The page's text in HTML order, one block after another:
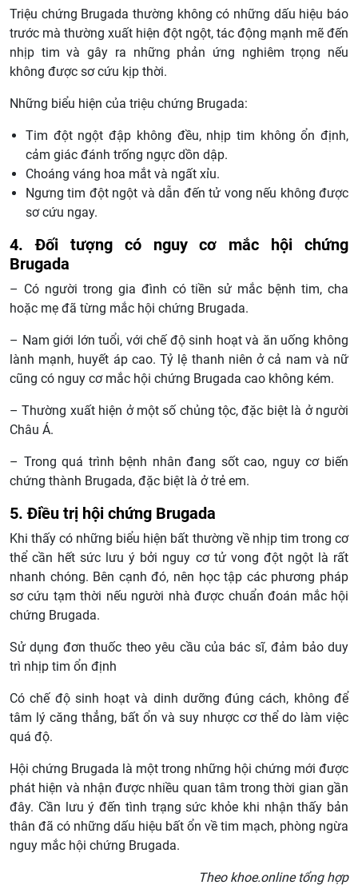
Triệu chứng Brugada thường không có những dấu hiệu báo
trước mà thường xuất hiện đột ngột, tác động mạnh mẽ đến
nhịp tim và gây ra những phản ứng nghiêm trọng nếu
không được sơ cứu kịp thời.
Những biểu hiện của triệu chứng Brugada:
Tim đột ngột đập không đều, nhịp tim không ổn định,
cảm giác đánh trống ngực dồn dập.
Choáng váng hoa mắt và ngất xỉu.
Ngưng tim đột ngột và dẫn đến tử vong nếu không được
sơ cứu ngay.
4. Đối tượng có nguy cơ mắc hội chứng
Brugada
– Có người trong gia đình có tiền sử mắc bệnh tim, cha
hoặc mẹ đã từng mắc hội chứng Brugada.
– Nam giới lớn tuổi, với chế độ sinh hoạt và ăn uống không
lành mạnh, huyết áp cao. Tỷ lệ thanh niên ở cả nam và nữ
cũng có nguy cơ mắc hội chứng Brugada cao không kém.
– Thường xuất hiện ở một số chủng tộc, đặc biệt là ở người
Châu Á.
– Trong quá trình bệnh nhân đang sốt cao, nguy cơ biến
chứng thành Brugada, đặc biệt là ở trẻ em.
5. Điều trị hội chứng Brugada
Khi thấy có những biểu hiện bất thường về nhịp tim trong cơ
thể cần hết sức lưu ý bởi nguy cơ tử vong đột ngột là rất
nhanh chóng. Bên cạnh đó, nên học tập các phương pháp
sơ cứu tạm thời nếu người nhà được chuẩn đoán mắc hội
chứng Brugada.
Sử dụng đơn thuốc theo yêu cầu của bác sĩ, đảm bảo duy
trì nhịp tim ổn định
Có chế độ sinh hoạt và dinh dưỡng đúng cách, không để
tâm lý căng thẳng, bất ổn và suy nhược cơ thể do làm việc
quá độ.
Hội chứng Brugada là một trong những hội chứng mới được
phát hiện và nhận được nhiều quan tâm trong thời gian gần
đây. Cần lưu ý đến tình trạng sức khỏe khi nhận thấy bản
thân đã có những dấu hiệu bất ổn về tim mạch, phòng ngừa
nguy mắc hội chứng Brugada.
Theo khoe.online tổng hợp